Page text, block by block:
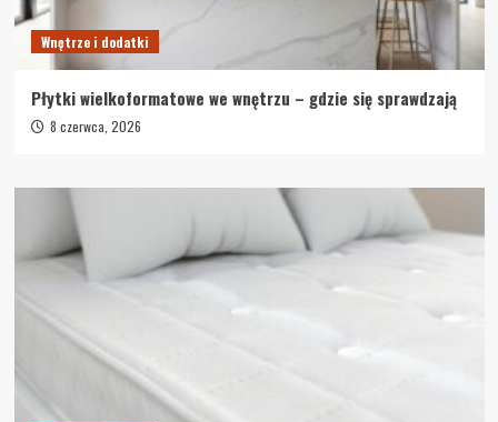
Wnętrze i dodatki
Płytki wielkoformatowe we wnętrzu – gdzie się sprawdzają
8 czerwca, 2026